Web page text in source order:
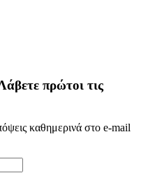
πρώτοι τις
καθημερινά στο e-mail